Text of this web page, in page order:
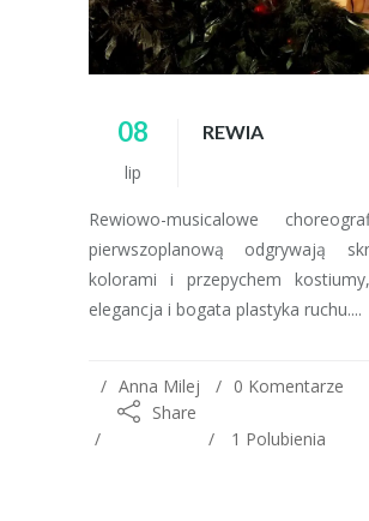
08
lip
REWIA
Rewiowo-musicalowe
pierwszoplanową odgrywają
kolorami i przepychem
elegancja i bogata plastyka ruchu....
Anna Milej
0 Komentarze
Share
1 Polubienia